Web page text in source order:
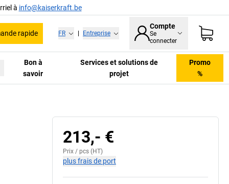
à info@kaiserkraft.be
rapide FR Entreprise
Compte
Se
connecter
Bon à
savoir
Services et solutions de
projet
Promo
%
213,- €
Prix / pcs (HT)
plus frais de port